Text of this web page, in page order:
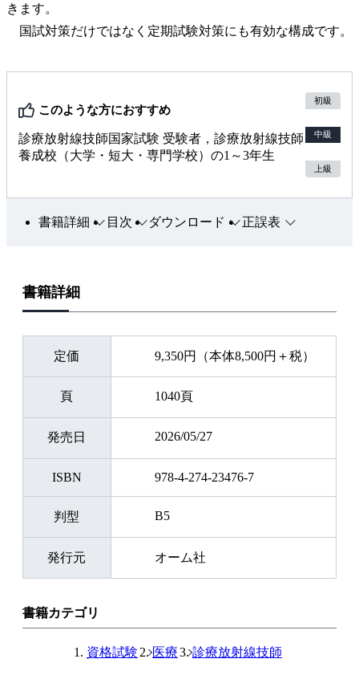
きます。
国試対策だけではなく定期試験対策にも有効な構成です。
このような方におすすめ
診療放射線技師国家試験 受験者，診療放射線技師
養成校（大学・短大・専門学校）の1～3年生
初級
中級
上級
書籍詳細 目次 ダウンロード 正誤表
書籍詳細
定価 9,350円（本体8,500円＋税）
頁 1040頁
発売日 2026/05/27
ISBN 978-4-274-23476-7
判型 B5
発行元 オーム社
書籍カテゴリ
資格試験 医療 診療放射線技師